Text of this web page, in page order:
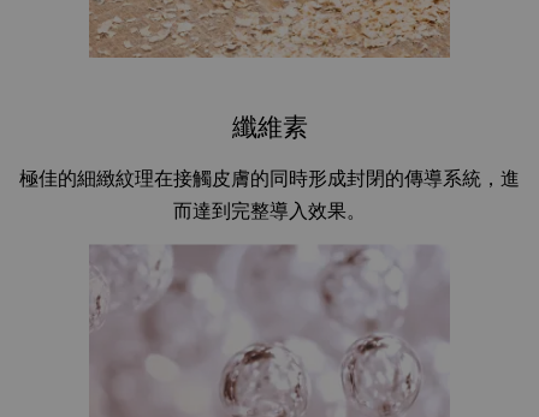
纖維素
極佳的細緻紋理在接觸皮膚的同時形成封閉的傳導系統，進
而達到完整導入效果。